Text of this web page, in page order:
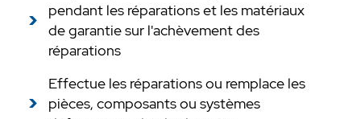
pendant les réparations et les matériaux
de garantie sur l'achèvement des
réparations
Effectue les réparations ou remplace les
pièces, composants ou systèmes